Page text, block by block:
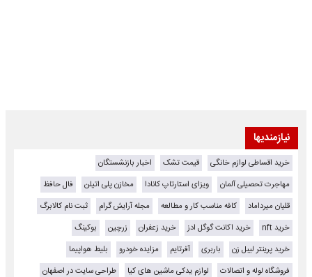
نیازمندیها
خرید اقساطی لوازم خانگی قیمت تشک
اخبار بازنشستگان
مهاجرت تحصیلی آلمان
ویزای استارتاپ کانادا مخازن پلی اتیلن
فال حافظ
قلیان میرداماد
کافه مناسب کار و مطالعه مجله آرایش گرام
ثبت نام کالابرگ
خرید nft
خرید اکانت گوگل ادز خرید زعفران زرچین
بوکینگ
خرید پرینتر لیبل زن
باربری آفرتایم مزایده خودرو
بلیط هواپیما
فروشگاه لوله و اتصالات
لوازم یدکی ماشین های کیا
طراحی سایت در اصفهان